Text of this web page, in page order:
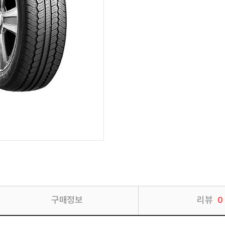
구매정보 리뷰 0